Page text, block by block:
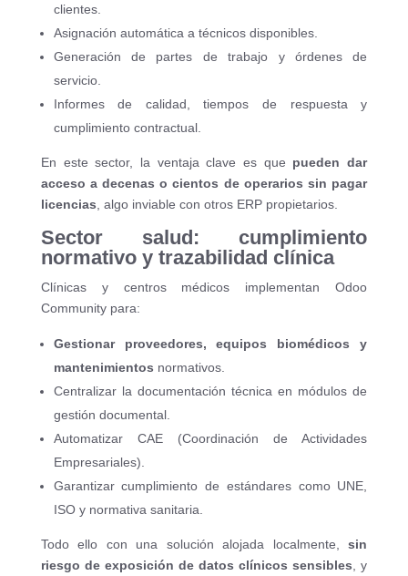
clientes.
Asignación automática a técnicos disponibles.
Generación de partes de trabajo y órdenes de
servicio.
Informes de calidad, tiempos de respuesta y
cumplimiento contractual.
En este sector, la ventaja clave es que pueden dar
acceso a decenas o cientos de operarios sin pagar
licencias , algo inviable con otros ERP propietarios.
Sector salud: cumplimiento
normativo y trazabilidad clínica
Clínicas y centros médicos implementan Odoo
Community para:
Gestionar proveedores, equipos biomédicos y
mantenimientos normativos.
Centralizar la documentación técnica en módulos de
gestión documental.
Automatizar CAE (Coordinación de Actividades
Empresariales).
Garantizar cumplimiento de estándares como UNE,
ISO y normativa sanitaria.
Todo ello con una solución alojada localmente,sin
riesgo de exposición de datos clínicos sensibles , y